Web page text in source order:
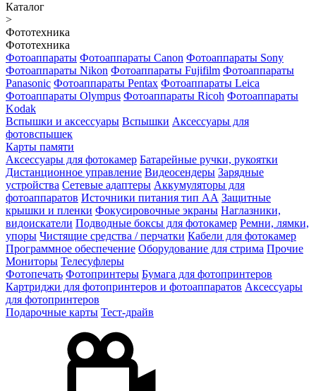
Каталог
>
Фототехника
Фототехника
Фотоаппараты Фотоаппараты Canon Фотоаппараты Sony
Фотоаппараты Nikon Фотоаппараты Fujifilm Фотоаппараты
Panasonic Фотоаппараты Pentax Фотоаппараты Leica
Фотоаппараты Olympus Фотоаппараты Ricoh Фотоаппараты
Kodak
Вспышки и аксессуары Вспышки Аксессуары для
фотовспышек
Карты памяти
Аксессуары для фотокамер Батарейные ручки, рукоятки
Дистанционное управление Видеосендеры Зарядные
устройства Сетевые адаптеры Аккумуляторы для
фотоаппаратов Источники питания тип АА Защитные
крышки и пленки Фокусировочные экраны Наглазники,
видоискатели Подводные боксы для фотокамер Ремни, лямки,
упоры Чистящие средства / перчатки Кабели для фотокамер
Программное обеспечение Оборудование для стрима Прочие
Мониторы Телесуфлеры
Фотопечать Фотопринтеры Бумага для фотопринтеров
Картриджи для фотопринтеров и фотоаппаратов Аксессуары
для фотопринтеров
Подарочные карты Тест-драйв